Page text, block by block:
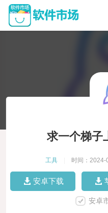
求一个梯子
工具 时间：2024-
安卓下载
安卓